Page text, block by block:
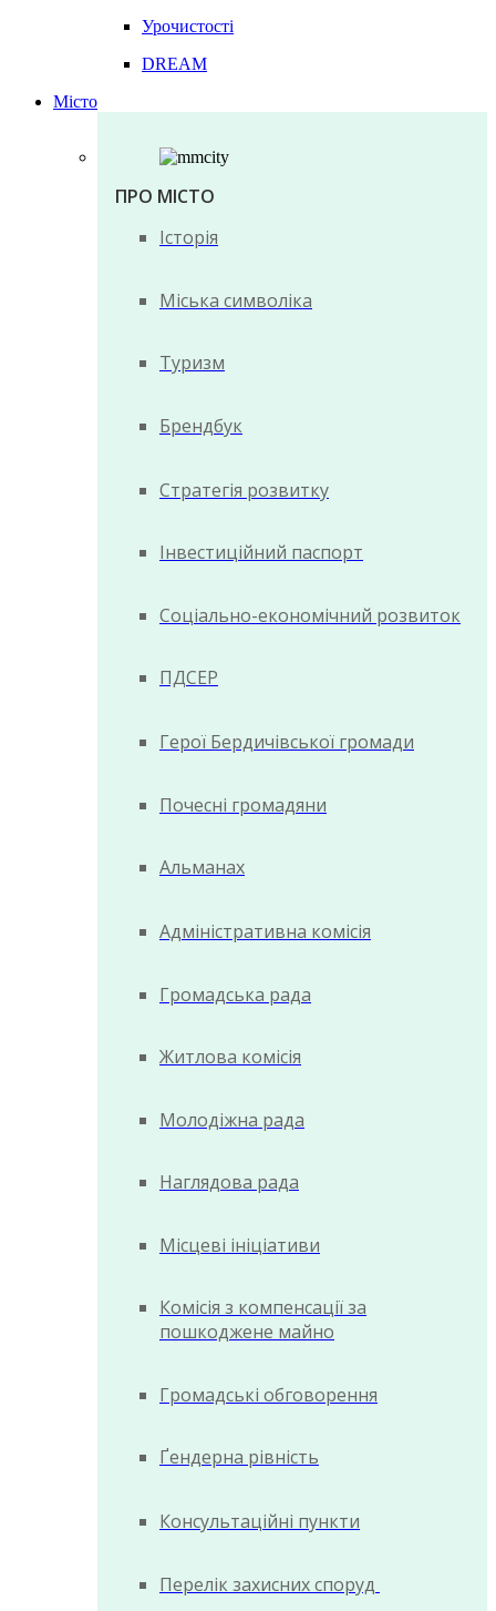
Урочистості
DREAM
Місто
ПРО МІСТО
Історія
Міська символіка
Туризм
Брендбук
Стратегія розвитку
Інвестиційний паспорт
Соціально-економічний розвиток
ПДСЕР
Герої Бердичівської громади
Почесні громадяни
Альманах
Адміністративна комісія
Громадська рада
Житлова комісія
Молодіжна рада
Наглядова рада
Місцеві ініціативи
Комісія з компенсації за
пошкоджене майно
Громадські обговорення
Ґендерна рівність
Консультаційні пункти
Перелік захисних споруд